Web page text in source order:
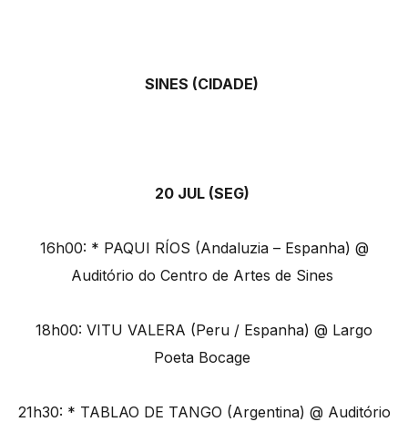
SINES (CIDADE)
20 JUL (SEG)
16h00: * PAQUI RÍOS (Andaluzia – Espanha) @
Auditório do Centro de Artes de Sines
18h00: VITU VALERA (Peru / Espanha) @ Largo
Poeta Bocage
21h30: * TABLAO DE TANGO (Argentina) @ Auditório